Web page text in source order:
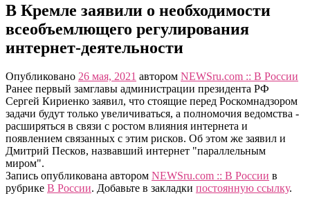
В Кремле заявили о необходимости
всеобъемлющего регулирования
интернет-деятельности
Опубликовано 26 мая, 2021 автором NEWSru.com :: В России
Ранее первый замглавы администрации президента РФ
Сергей Кириенко заявил, что стоящие перед Роскомнадзором
задачи будут только увеличиваться, а полномочия ведомства -
расширяться в связи с ростом влияния интернета и
появлением связанных с этим рисков. Об этом же заявил и
Дмитрий Песков, назвавший интернет "параллельным
миром".
Запись опубликована автором NEWSru.com :: В России в
рубрике В России. Добавьте в закладки постоянную ссылку.